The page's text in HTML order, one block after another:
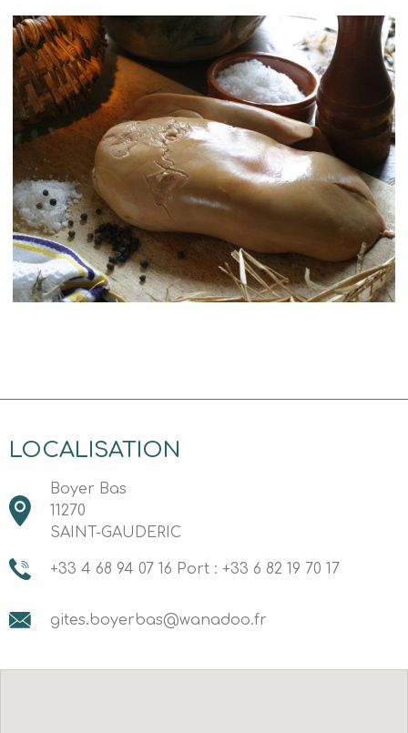
LOCALISATION
Boyer Bas
11270
SAINT-GAUDERIC
+33 4 68 94 07 16 Port : +33 6 82 19 70 17
gites.boyerbas@wanadoo.fr